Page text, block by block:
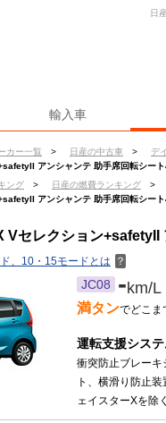
輸入車
カー一覧 > 日産の中古車 > デ
アンシャンテ 助手席回転シー
ング > 日産の燃費ランキング >
アンシャンテ 助手席回転シー
日
Vセレクション
、10・15モードとは ？
JC08 -km/L
満タンでどこま
運転支援シス
衝突防止ブレーキ
ト、横滑り防止
ェイスターXを除